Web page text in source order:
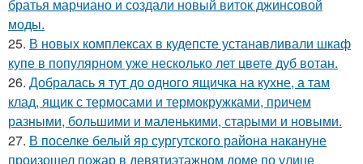
братья марчиано и создали новый виток джинсовой
моды.
25. В новых комплексах в кудепсте устанавливали шкаф
купе в популярном уже несколько лет цвете дуб вотан.
26. Добралась я тут до одного ящичка на кухне, а там
клад, ящик с термосами и термокружками, причем
разными, большими и маленькими, старыми и новыми.
27. В поселке белый яр сургутского района накануне
произошел пожар в девятиэтажном доме по улице